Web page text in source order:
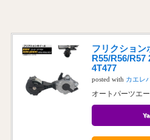
フリクション
R55/R56/R57
4T477
posted with カエレ
オートパーツエ